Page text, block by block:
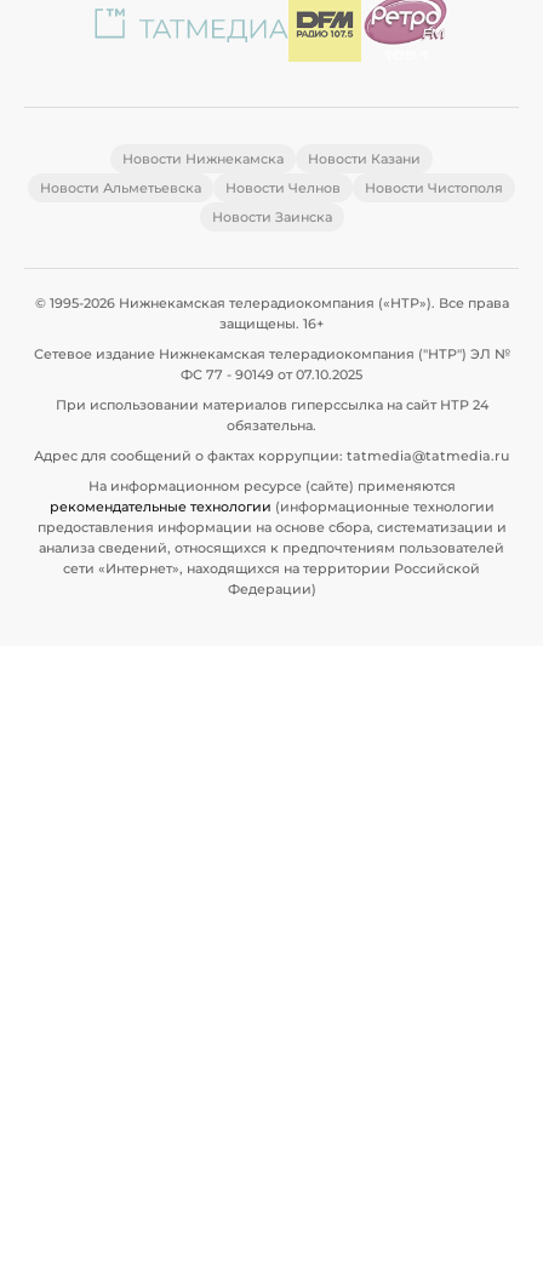
Новости Нижнекамска
Новости Казани
Новости Альметьевска
Новости Челнов
Новости Чистополя
Новости Заинска
© 1995-2026 Нижнекамская телерадиокомпания («НТР»). Все права
защищены. 16+
Сетевое издание Нижнекамская телерадиокомпания ("НТР") ЭЛ №
ФС 77 - 90149 от 07.10.2025
При использовании материалов гиперссылка на сайт НТР 24
обязательна.
Адрес для сообщений о фактах коррупции: tatmedia@tatmedia.ru
На информационном ресурсе (сайте) применяются
рекомендательные технологии (информационные технологии
предоставления информации на основе сбора, систематизации и
анализа сведений, относящихся к предпочтениям пользователей
сети «Интернет», находящихся на территории Российской
Федерации)